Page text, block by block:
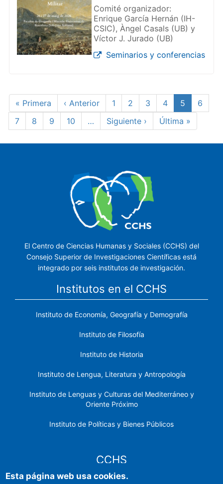
Comité organizador:
Enrique García Hernán (IH-
CSIC), Àngel Casals (UB) y
Víctor J. Jurado (UB)
Seminarios y conferencias
Paginación
Primera
página
« Primera
Página
anterior
‹ Anterior Page
1 Page
2 Page
3 Page
4
Página
actual
5 Page
6
Page
7 Page
8 Page
9 Page
10 …
Siguiente
página
Siguiente ›
Última
página
Última »
El Centro de Ciencias Humanas y Sociales (CCHS) del
Consejo Superior de Investigaciones Científicas está
integrado por seis institutos de investigación.
Institutos en el CCHS
Instituto de Economía, Geografía y Demografía
Instituto de Filosofía
Instituto de Historia
Instituto de Lengua, Literatura y Antropología
Instituto de Lenguas y Culturas del Mediterráneo y
Oriente Próximo
Instituto de Políticas y Bienes Públicos
CCHS
Esta página web usa cookies.